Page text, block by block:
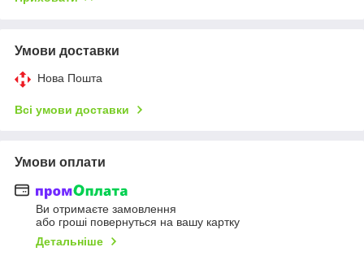
Умови доставки
Нова Пошта
Всі умови доставки
Умови оплати
Ви отримаєте замовлення
або гроші повернуться на вашу картку
Детальніше